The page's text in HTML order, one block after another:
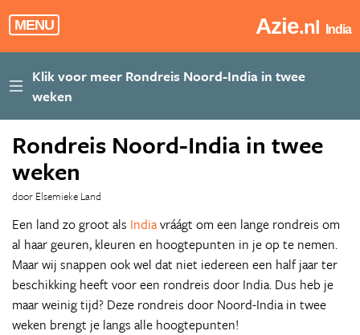
MENU Azie.nl India
Rondreis Noord-India in twee
weken
door Elsemieke Land
Een land zo groot als Indiavráágt om een lange rondreis om
al haar geuren, kleuren en hoogtepunten in je op te nemen.
Maar wij snappen ook wel dat niet iedereen een half jaar ter
beschikking heeft voor een rondreis door India. Dus heb je
maar weinig tijd? Deze rondreis door Noord-India in twee
weken brengt je langs alle hoogtepunten!